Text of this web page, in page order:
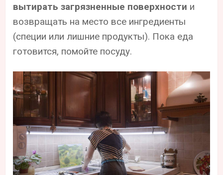
вытирать загрязненные поверхности и
возвращать на место все ингредиенты
(специи или лишние продукты). Пока еда
готовится, помойте посуду.